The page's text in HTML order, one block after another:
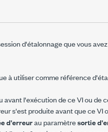
d'étalonnage que vous
à utiliser comme référence
avant l'exécution de ce VI ou de
s'est produite avant que ce VI
d'erreurau paramètresortie